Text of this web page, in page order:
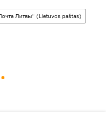
Литвы" (Lietuvos paštas)